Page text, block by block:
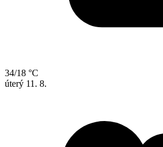
34/18 °C
úterý 11. 8.